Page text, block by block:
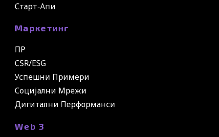
Старт-Апи
Маркетинг
ПР
CSR/ESG
Успешни Примери
Социјални Мрежи
Дигитални Перформанси
Web 3